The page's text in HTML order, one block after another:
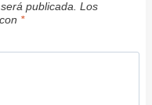
publicada. Los
*